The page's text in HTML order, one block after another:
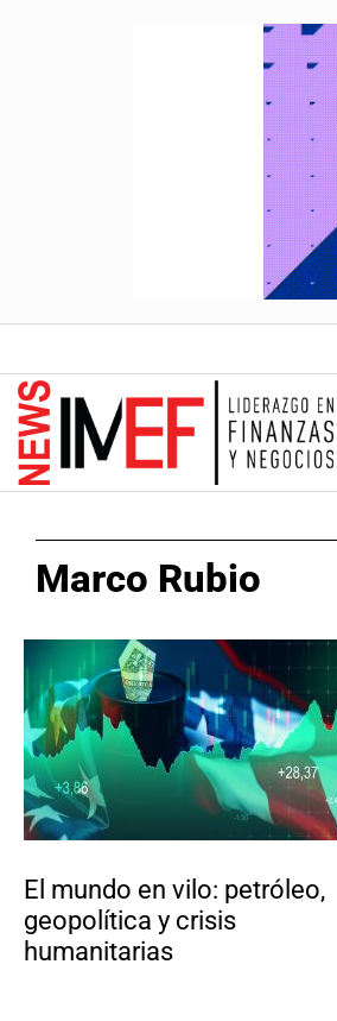
Marco Rubio
El mundo en vilo: petróleo,
geopolítica y crisis
humanitarias